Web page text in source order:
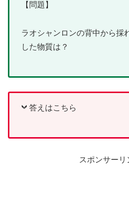
【問題】
ラオシャンロンの背中から採
した物質は？
答えはこちら
スポンサーリ